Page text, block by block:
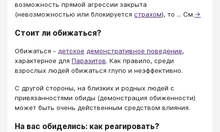
возможность прямой агрессии закрыта
(невозможностью или блокируется страхом), то ... См.→
Стоит ли обижаться?
Обижаться - детское демонстративное поведение,
характерное для Паразитов. Как правило, среди
взрослых людей обижаться глупо и неэффективно.
С другой стороны, на близких и родных людей с
привязанностями обиды (демонстрация обиженности)
может быть очень действенным средством влияния.
На вас обиделись: как реагировать?